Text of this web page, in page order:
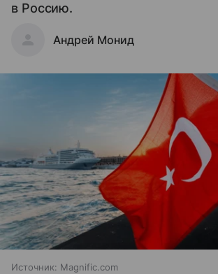
в Россию.
Андрей Монид
Источник: Magnific.com